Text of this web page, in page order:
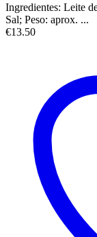
Ingredientes: Leite
Sal; Peso: aprox. ...
€13.50